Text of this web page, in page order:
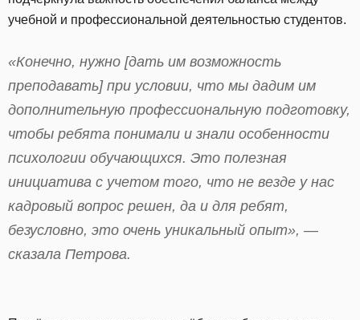
учебной и профессиональной деятельностью студентов.
«Конечно, нужно [дать им возможность
преподавать] при условии, что мы дадим им
дополнительную профессиональную подготовку,
чтобы ребята понимали и знали особенности
психологии обучающихся. Это полезная
инициатива с учетом того, что не везде у нас
кадровый вопрос решен, да и для ребят,
безусловно, это очень уникальный опыт», —
сказала Петрова.